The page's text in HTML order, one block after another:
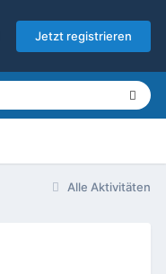
Jetzt registrieren
Alle Aktivitäten